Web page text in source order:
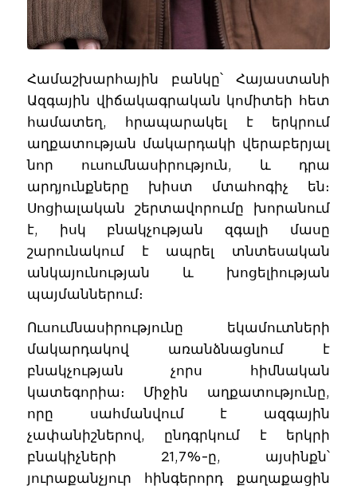
Համաշխարհային բանկը՝ Հայաստանի
Ազգային վիճակագրական կոմիտեի հետ
համատեղ, հրապարակել է երկրում
աղքատության մակարդակի վերաբերյալ
նոր ուսումնասիրություն, և դրա
արդյունքները խիստ մտահոգիչ են։
Սոցիալական շերտավորումը խորանում
է, իսկ բնակչության զգալի մասը
շարունակում է ապրել տնտեսական
անկայունության և խոցելիության
պայմաններում։
Ուսումնասիրությունը եկամուտների
մակարդակով առանձնացնում է
բնակչության չորս հիմնական
կատեգորիա։ Միջին աղքատությունը,
որը սահմանվում է ազգային
չափանիշներով, ընդգրկում է երկրի
բնակիչների 21,7%-ը, այսինքն՝
յուրաքանչյուր հինգերորդ քաղաքացին